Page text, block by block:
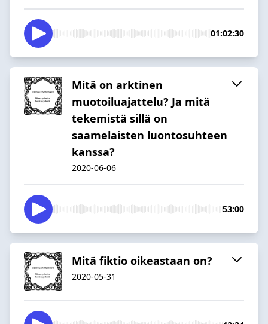
01:02:30
Mitä on arktinen
muotoiluajattelu? Ja mitä
tekemistä sillä on
saamelaisten luontosuhteen
kanssa?
2020-06-06
53:00
Mitä fiktio oikeastaan on?
2020-05-31